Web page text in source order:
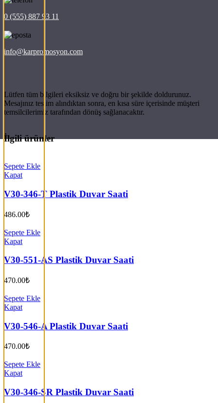
0 (555) 887 93 11
info@karpromosyon.com
Lütfen tüm bilgileri eksiksiz ve doğru bir şekilde doldurunuz.
Mesajınız teslim alındıktan sonra, en kısa süre içerisinde müşteri
temsilcilerimiz tarafından dönüş sağlanacaktır.
İlgili ürünler
Sepete Ekle
Kapat
V30-346-T Plastik Duvar Saati
486.00₺
Sepete Ekle
Kapat
V30-551-AS Plastik Duvar Saati
470.00₺
Sepete Ekle
Kapat
V30-546-A Plastik Duvar Saati
470.00₺
Sepete Ekle
Kapat
V30-346-SR Plastik Duvar Saati